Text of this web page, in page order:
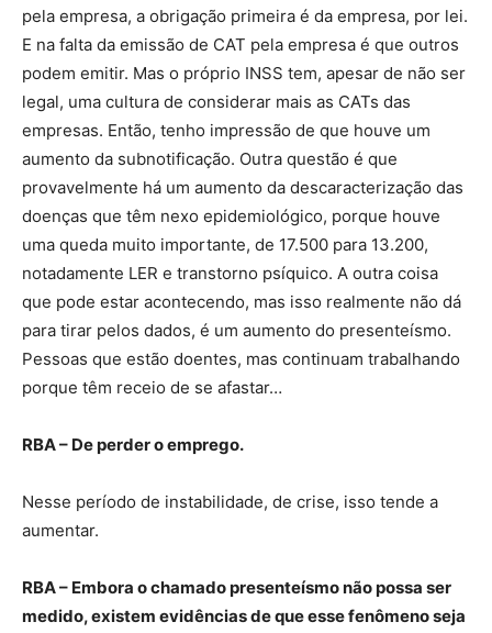
pela empresa, a obrigação primeira é da empresa, por lei.
E na falta da emissão de CAT pela empresa é que outros
podem emitir. Mas o próprio INSS tem, apesar de não ser
legal, uma cultura de considerar mais as CATs das
empresas. Então, tenho impressão de que houve um
aumento da subnotificação. Outra questão é que
provavelmente há um aumento da descaracterização das
doenças que têm nexo epidemiológico, porque houve
uma queda muito importante, de 17.500 para 13.200,
notadamente LER e transtorno psíquico. A outra coisa
que pode estar acontecendo, mas isso realmente não dá
para tirar pelos dados, é um aumento do presenteísmo.
Pessoas que estão doentes, mas continuam trabalhando
porque têm receio de se afastar…
RBA – De perder o emprego.
Nesse período de instabilidade, de crise, isso tende a
aumentar.
RBA – Embora o chamado presenteísmo não possa ser
medido, existem evidências de que esse fenômeno seja